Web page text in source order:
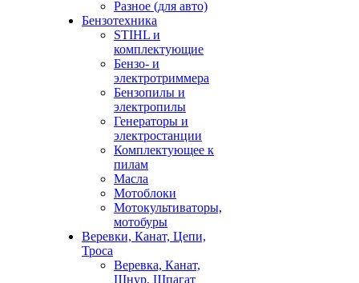
Разное (для авто)
Бензотехника
STIHL и
комплектующие
Бензо- и
электротриммера
Бензопилы и
электропилы
Генераторы и
электростанции
Комплектующее к
пилам
Масла
Мотоблоки
Мотокультиваторы,
мотобуры
Веревки, Канат, Цепи,
Троса
Веревка, Канат,
Шнур, Шпагат